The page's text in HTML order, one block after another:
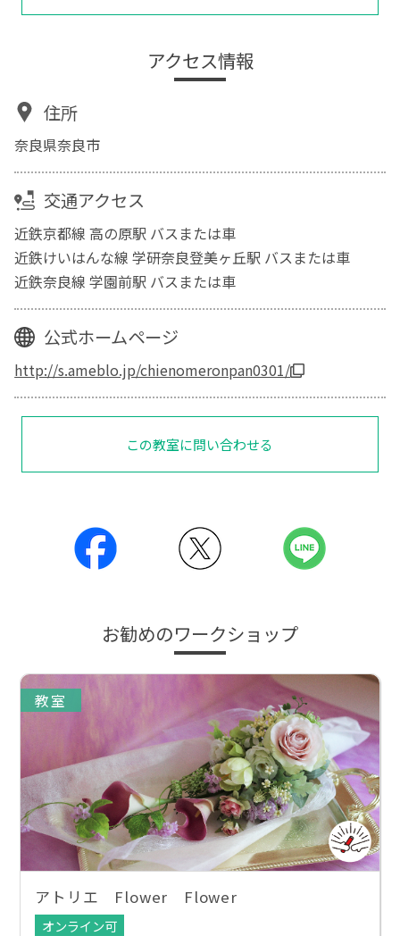
アクセス情報
住所
奈良県奈良市
交通アクセス
近鉄京都線 高の原駅 バスまたは車
近鉄けいはんな線 学研奈良登美ヶ丘駅 バスまたは車
近鉄奈良線 学園前駅 バスまたは車
公式ホームページ
http://s.ameblo.jp/chienomeronpan0301/
この教室に問い合わせる
お勧めのワークショップ
教室
アトリエ Flower Flower
オンライン可